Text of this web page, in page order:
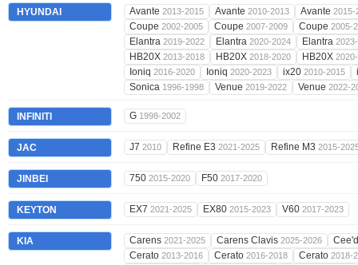
HYUNDAI Avante 2013-2015 Avante 2010-2013 Avante 2015-
Coupe 2002-2005 Coupe 2007-2009 Coupe 2005-
Elantra 2019-2022 Elantra 2020-2024 Elantra
HB20X 2013-2018 HB20X 2018-2020 HB20X
Ioniq 2016-2020 Ioniq 2020-2023 ix20 2010-2015
Sonica 1996-1998 Venue 2019-2022 Venue 2022-
INFINITI G 1998-2002
JAC J7 2010 Refine E3 2021-2025 Refine M3 2015-
JINBEI 750 2015-2020 F50 2017-2020
KEYTON EX7 2021-2025 EX80 2015-2023 V60 2017-2023
KIA Carens 2021-2025 Carens Clavis 2025-2026
Cerato 2013-2016 Cerato 2016-2018 Cerato 2018-